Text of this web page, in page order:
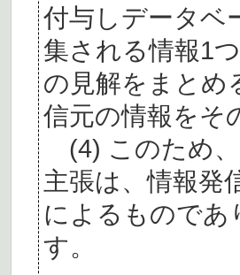
付与しデータベ
集される情報1
の見解をまとめ
信元の情報をそ
(4) このため、
主張は、情報発
によるものであ
す。